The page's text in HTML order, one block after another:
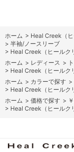
ホーム > Heal Creek（ヒ
> 半袖/ノースリーブ
> Heal Creek（ヒールク
ホーム > レディース >
> Heal Creek（ヒールク
ホーム > カラーで探す >
> Heal Creek（ヒールク
ホーム > 価格で探す >
> Heal Creek（ヒールク